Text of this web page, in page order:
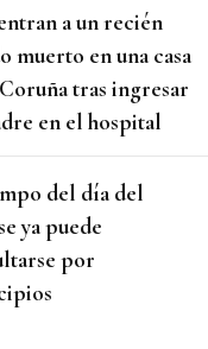
a un recién
muerto en una casa
tras ingresar
en el hospital
del día del
ya puede
por